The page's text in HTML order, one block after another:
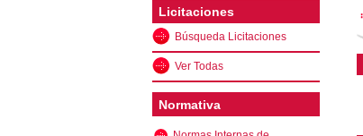
Licitaciones
Búsqueda Licitaciones
Ver Todas
Normativa